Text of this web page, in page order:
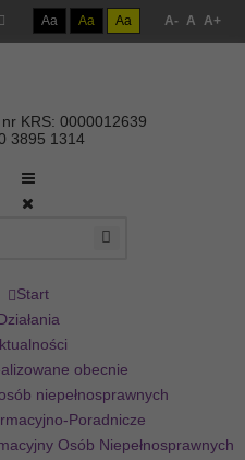
Aa Aa Aa A- A A+
KRS: 0000012639
3895 1314
Start
obecnie
niepełnosprawnych
Poradnicze
Osób Niepełnosprawnych